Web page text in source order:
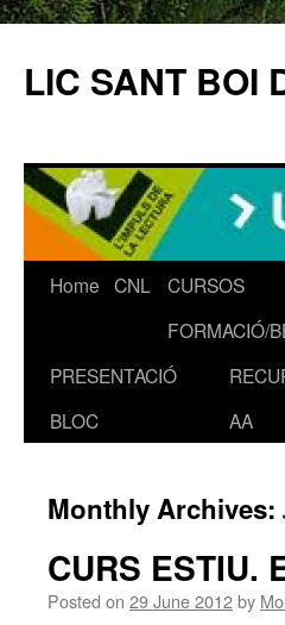
LIC SANT BOI
Skip
content
Home CNL
CURSOS
FORMACIÓ/
PRESENTACIÓ
BLOC
AA
Monthly Archives:
CURS ESTIU.
Posted on 29 June 2012by